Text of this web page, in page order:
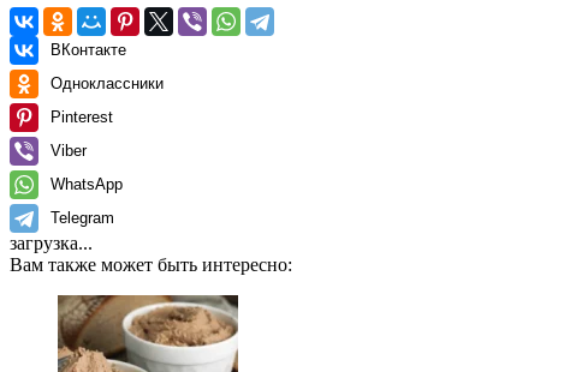
ВКонтакте
Одноклассники
Pinterest
Viber
WhatsApp
Telegram
загрузка...
Вам также может быть интересно: